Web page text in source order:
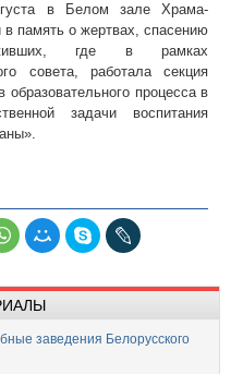
в Белом зале Храма-
в память о жертвах, спасению
где в рамках
совета, работала секция
процесса в
задачи воспитания
заведения Белорусского